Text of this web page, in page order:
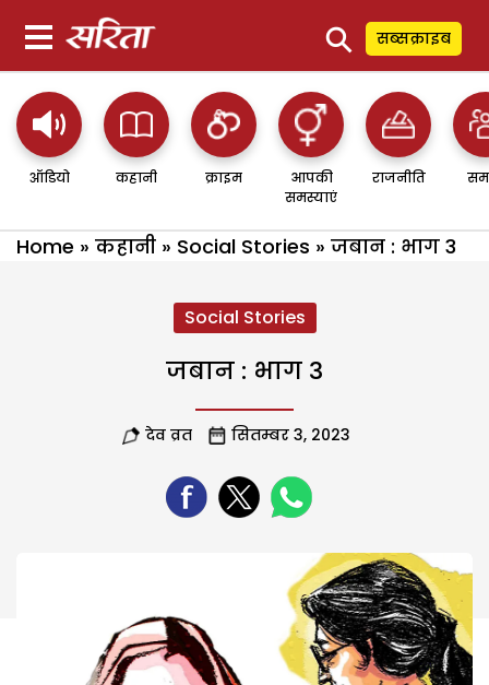
⚲ सब्सक्राइब
ऑडियो कहानी क्राइम
आपकी
समस्याएं
राजनीति
Home » कहानी » Social Stories » जबान : भाग 3
Social Stories
जबान : भाग 3
देव व्रत सितम्बर 3, 2023